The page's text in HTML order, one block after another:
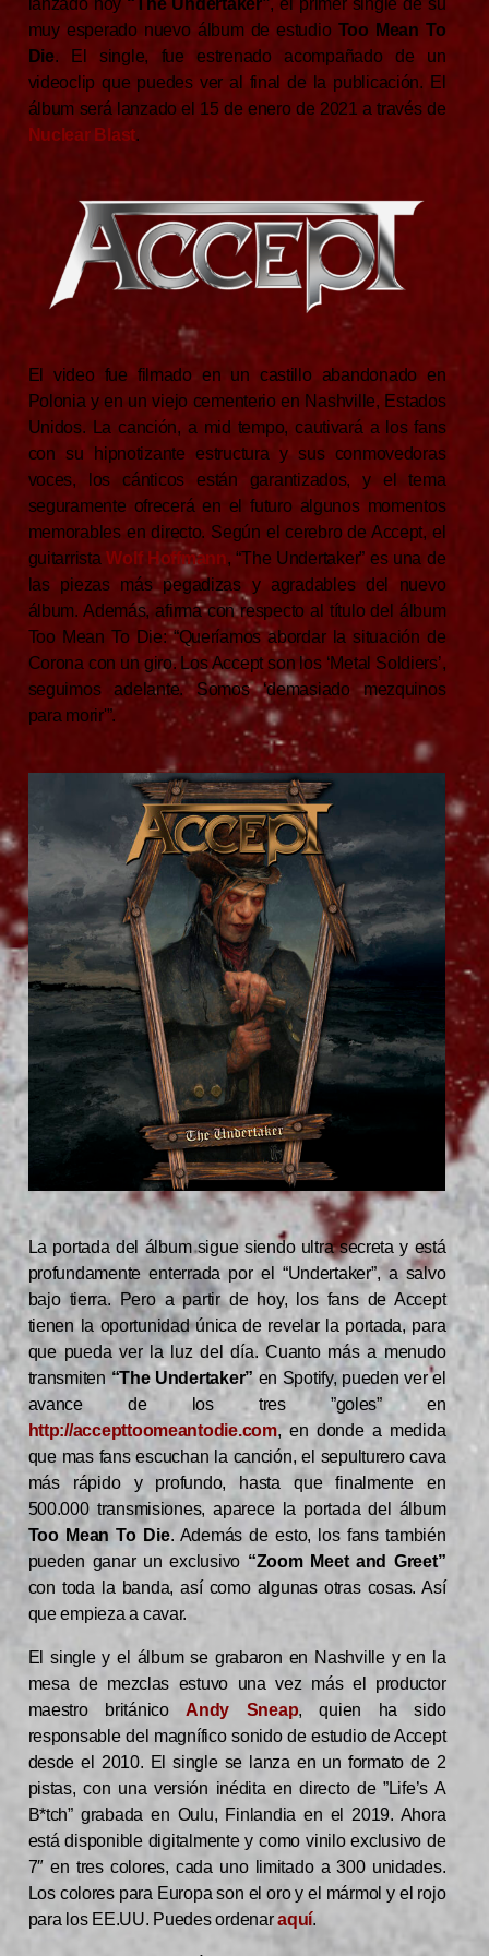
lanzado hoy “The Undertaker”, el primer single de su
muy esperado nuevo álbum de estudio Too Mean To
Die. El single, fue estrenado acompañado de un
videoclip que puedes ver al final de la publicación. El
álbum será lanzado el 15 de enero de 2021 a través de
Nuclear Blast.
El video fue filmado en un castillo abandonado en
Polonia y en un viejo cementerio en Nashville, Estados
Unidos. La canción, a mid tempo, cautivará a los fans
con su hipnotizante estructura y sus conmovedoras
voces, los cánticos están garantizados, y el tema
seguramente ofrecerá en el futuro algunos momentos
memorables en directo. Según el cerebro de Accept, el
guitarristaWolf Hoffmann, “The Undertaker” es una de
las piezas más pegadizas y agradables del nuevo
álbum. Además, afirma con respecto al título del álbum
Too Mean To Die: “Queríamos abordar la situación de
Corona con un giro. Los Accept son los ‘Metal Soldiers’,
seguimos adelante. Somos ‘demasiado mezquinos
para morir'”.
La portada del álbum sigue siendo ultra secreta y está
profundamente enterrada por el “Undertaker”, a salvo
bajo tierra. Pero a partir de hoy, los fans de Accept
tienen la oportunidad única de revelar la portada, para
que pueda ver la luz del día. Cuanto más a menudo
transmiten“The Undertaker” en Spotify, pueden ver el
avance de los tres ”goles” en
http://accepttoomeantodie.com, en donde a medida
que mas fans escuchan la canción, el sepulturero cava
más rápido y profundo, hasta que finalmente en
500.000 transmisiones, aparece la portada del álbum
Too Mean To Die. Además de esto, los fans también
pueden ganar un exclusivo “Zoom Meet and Greet”
con toda la banda, así como algunas otras cosas. Así
que empieza a cavar.
El single y el álbum se grabaron en Nashville y en la
mesa de mezclas estuvo una vez más el productor
maestro británico Andy Sneap, quien ha sido
responsable del magnífico sonido de estudio de Accept
desde el 2010. El single se lanza en un formato de 2
pistas, con una versión inédita en directo de ”Life’s A
B*tch” grabada en Oulu, Finlandia en el 2019. Ahora
está disponible digitalmente y como vinilo exclusivo de
7″ en tres colores, cada uno limitado a 300 unidades.
Los colores para Europa son el oro y el mármol y el rojo
para los EE.UU. Puedes ordenaraquí.